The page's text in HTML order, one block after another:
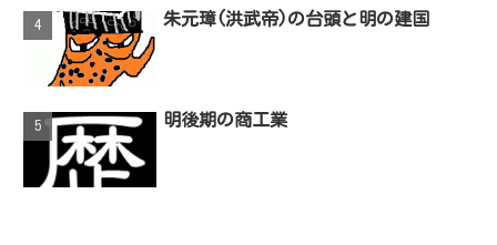
朱元璋(洪武帝)の台頭と明の建国
明後期の商工業